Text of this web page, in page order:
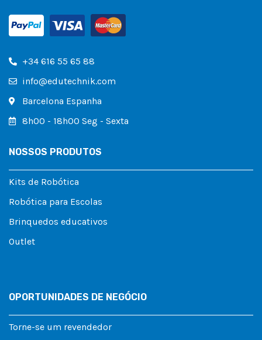
+34 616 55 65 88
info@edutechnik.com
Barcelona Espanha
8h00 - 18h00 Seg - Sexta
NOSSOS PRODUTOS
Kits de Robótica
Robótica para Escolas
Brinquedos educativos
Outlet
OPORTUNIDADES DE NEGÓCIO
Torne-se um revendedor